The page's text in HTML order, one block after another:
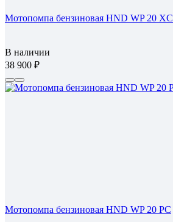
Мотопомпа бензиновая HND WP 20 XC
В наличии
38 900
Мотопомпа бензиновая HND WP 20 PC